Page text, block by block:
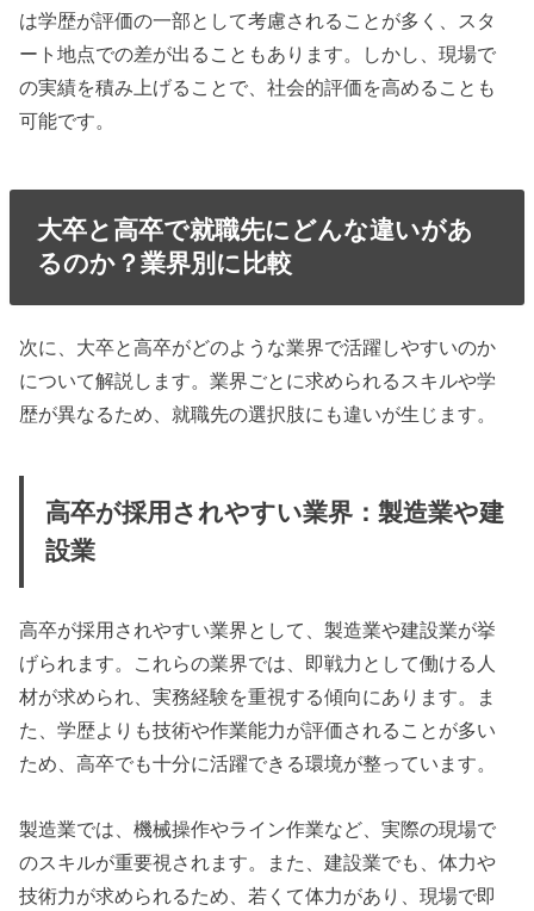
は学歴が評価の一部として考慮されることが多く、スタ
ート地点での差が出ることもあります。しかし、現場で
の実績を積み上げることで、社会的評価を高めることも
可能です。
大卒と高卒で就職先にどんな違いがあ
るのか？業界別に比較
次に、大卒と高卒がどのような業界で活躍しやすいのか
について解説します。業界ごとに求められるスキルや学
歴が異なるため、就職先の選択肢にも違いが生じます。
高卒が採用されやすい業界：製造業や建
設業
高卒が採用されやすい業界として、製造業や建設業が挙
げられます。これらの業界では、即戦力として働ける人
材が求められ、実務経験を重視する傾向にあります。ま
た、学歴よりも技術や作業能力が評価されることが多い
ため、高卒でも十分に活躍できる環境が整っています。
製造業では、機械操作やライン作業など、実際の現場で
のスキルが重要視されます。また、建設業でも、体力や
技術力が求められるため、若くて体力があり、現場で即